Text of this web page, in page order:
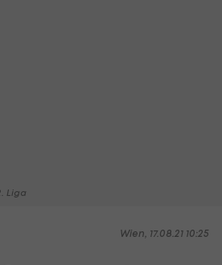
Liga
Wien, 17.08.21 10:25